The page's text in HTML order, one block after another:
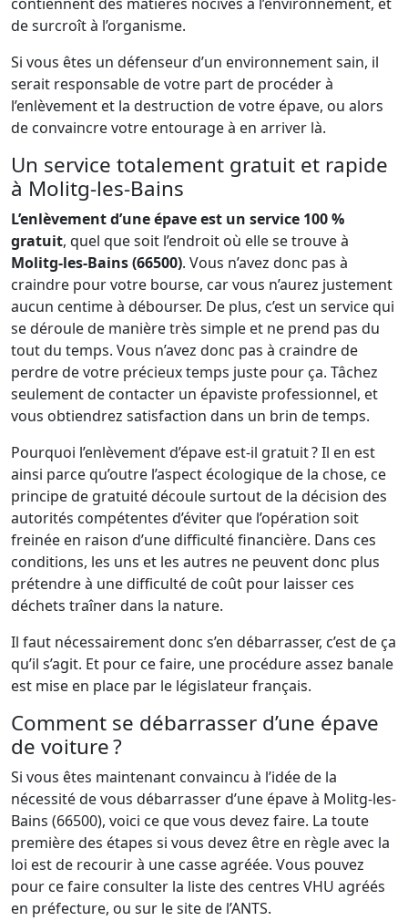
de surcroît à l’organisme.
Si vous êtes un défenseur d’un environnement sain, il
serait responsable de votre part de procéder à
l’enlèvement et la destruction de votre épave, ou alors
de convaincre votre entourage à en arriver là.
Un service totalement gratuit et rapide
à Molitg-les-Bains
L’enlèvement d’une épave est un service 100 %
gratuit, quel que soit l’endroit où elle se trouve à
Molitg-les-Bains (66500). Vous n’avez donc pas à
craindre pour votre bourse, car vous n’aurez justement
aucun centime à débourser. De plus, c’est un service qui
se déroule de manière très simple et ne prend pas du
tout du temps. Vous n’avez donc pas à craindre de
perdre de votre précieux temps juste pour ça. Tâchez
seulement de contacter un épaviste professionnel, et
vous obtiendrez satisfaction dans un brin de temps.
Pourquoi l’enlèvement d’épave est-il gratuit ? Il en est
ainsi parce qu’outre l’aspect écologique de la chose, ce
principe de gratuité découle surtout de la décision des
autorités compétentes d’éviter que l’opération soit
freinée en raison d’une difficulté financière. Dans ces
conditions, les uns et les autres ne peuvent donc plus
prétendre à une difficulté de coût pour laisser ces
déchets traîner dans la nature.
Il faut nécessairement donc s’en débarrasser, c’est de ça
qu’il s’agit. Et pour ce faire, une procédure assez banale
est mise en place par le législateur français.
Comment se débarrasser d’une épave
de voiture ?
Si vous êtes maintenant convaincu à l’idée de la
nécessité de vous débarrasser d’une épave à Molitg-les-
Bains (66500), voici ce que vous devez faire. La toute
première des étapes si vous devez être en règle avec la
loi est de recourir à une casse agréée. Vous pouvez
pour ce faire consulter la liste des centres VHU agréés
en préfecture, ou sur le site de l’ANTS.